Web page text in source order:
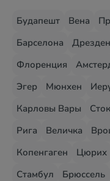
Будапешт Вена
Барселона
Дрезден
Флоренция
Эгер
Мюнхен
Карловы Вары
Рига
Величка
Копенгаген
Цюрих
Стамбул
Брюссель